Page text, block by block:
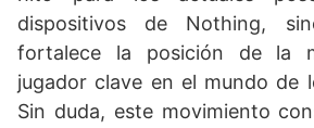
dispositivos de Nothing,
fortalece la posición de la
jugador clave en el mundo de
Sin duda, este movimiento